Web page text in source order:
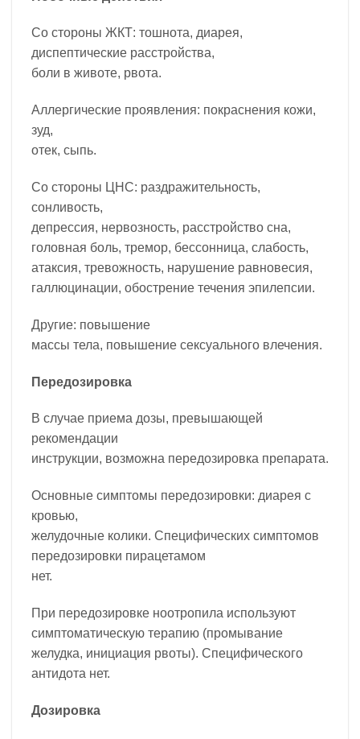
Со стороны ЖКТ: тошнота, диарея,
диспептические расстройства,
боли в животе, рвота.
Аллергические проявления: покраснения кожи,
зуд,
отек, сыпь.
Со стороны ЦНС: раздражительность,
сонливость,
депрессия, нервозность, расстройство сна,
головная боль, тремор, бессонница, слабость,
атаксия, тревожность, нарушение равновесия,
галлюцинации, обострение течения эпилепсии.
Другие: повышение
массы тела, повышение сексуального влечения.
Передозировка
В случае приема дозы, превышающей
рекомендации
инструкции, возможна передозировка препарата.
Основные симптомы передозировки: диарея с
кровью,
желудочные колики. Специфических симптомов
передозировки пирацетамом
нет.
При передозировке ноотропила используют
симптоматическую терапию (промывание
желудка, инициация рвоты). Специфического
антидота нет.
Дозировка